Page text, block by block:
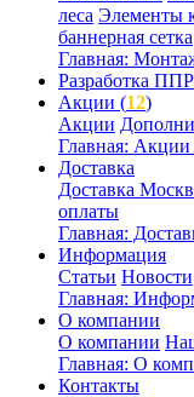
леса Элементы
баннерная сетка
Главная:
Разработка ППР
Акции (12)
Акции
Главная: Акции
Доставка
Доставка
оплаты
Главная:
Информация
Статьи Новости
Главная:
О компании
О компании
Главная: О
Контакты